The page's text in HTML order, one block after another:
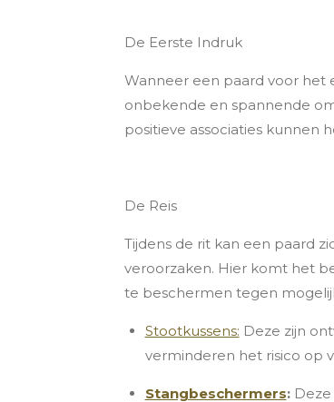
De Eerste Indruk
Wanneer een paard voor het
onbekende en spannende
positieve associaties kunnen
De Reis
Tijdens de rit kan een paard
veroorzaken. Hier komt het
te beschermen tegen
Stootkussens: Deze zijn
verminderen het risico op
Stangbeschermers:Deze